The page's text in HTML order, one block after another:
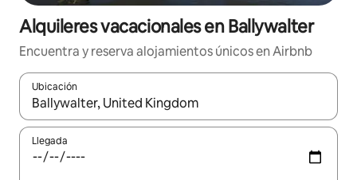
Alquileres vacacionales en Ballywalter
Encuentra y reserva alojamientos únicos en Airbnb
Ubicación
Cuando los resultados estén disponibles, navega con las
Llegada